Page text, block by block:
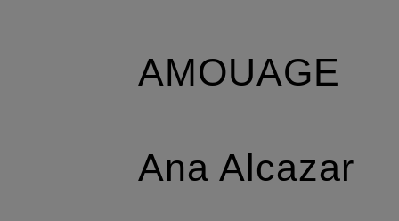
AMOUAGE
Ana Alcazar